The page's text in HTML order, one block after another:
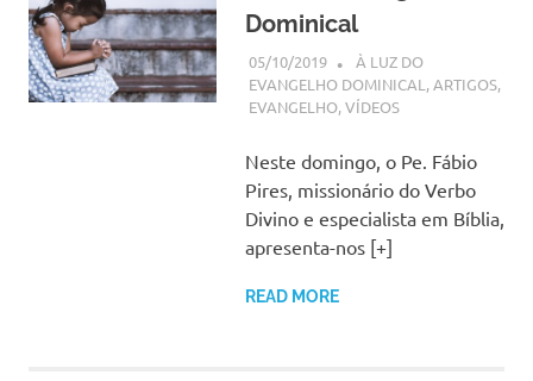
Dominical
05/10/2019 SSPS BRASIL
À LUZ DO
EVANGELHO DOMINICAL ,ARTIGOS,
EVANGELHO,VÍDEOS
Neste domingo, o Pe. Fábio
Pires, missionário do Verbo
Divino e especialista em Bíblia,
apresenta-nos [+]
READ MORE